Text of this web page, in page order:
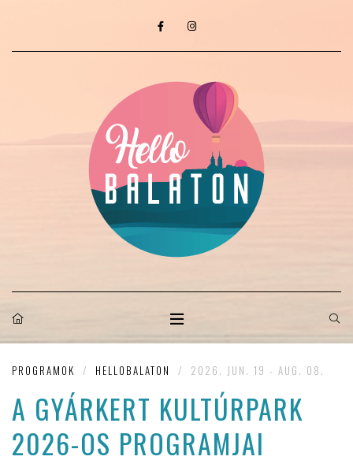
PROGRAMOK / HELLOBALATON / 2026. JUN. 19 - AUG. 08.
A GYÁRKERT KULTÚRPARK
2026-OS PROGRAMJAI